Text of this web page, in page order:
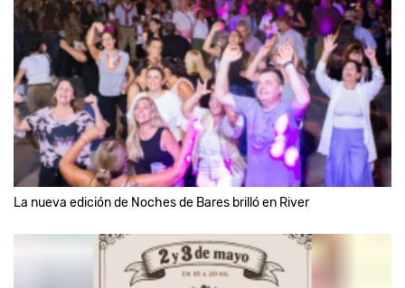
La nueva edición de Noches de Bares brilló en River